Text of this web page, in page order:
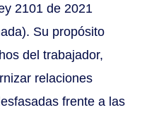
2101 de 2021
Su propósito
del trabajador,
relaciones
frente a las